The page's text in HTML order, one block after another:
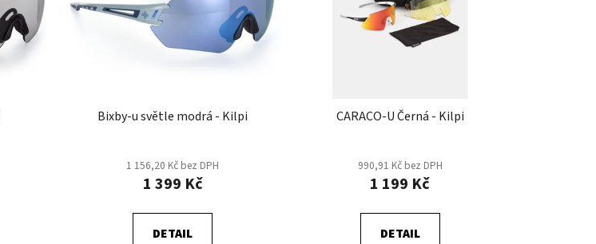
Bixby-u světle modrá - Kilpi
1 156,20 Kč bez DPH
1 399 Kč
DETAIL
CARACO-U Černá - Kilpi
990,91 Kč bez DPH
1 199 Kč
DETAIL